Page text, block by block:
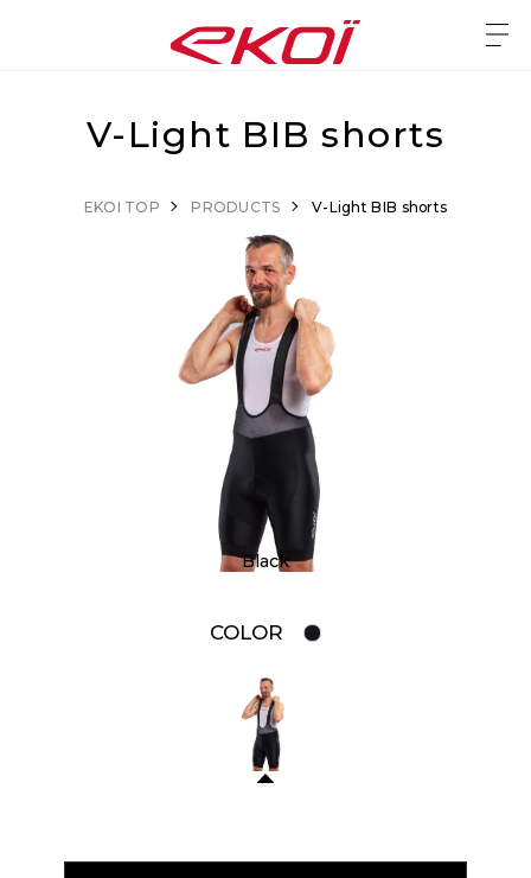
V-Light BIB shorts
EKOI TOP PRODUCTS V-Light BIB shorts
Black
COLOR